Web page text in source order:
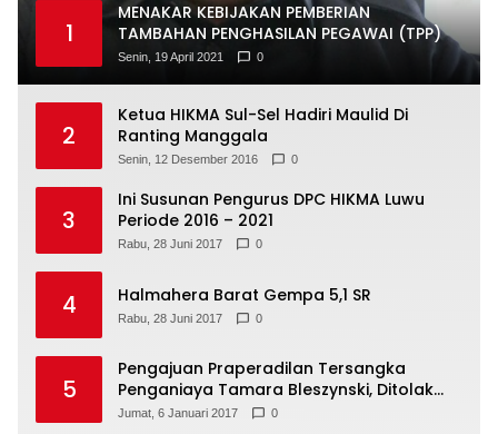
1
MENAKAR KEBIJAKAN PEMBERIAN
TAMBAHAN PENGHASILAN PEGAWAI (TPP)
Senin, 19 April 2021 0
2
Ketua HIKMA Sul-Sel Hadiri Maulid Di
Ranting Manggala
Senin, 12 Desember 2016 0
3
Ini Susunan Pengurus DPC HIKMA Luwu
Periode 2016 – 2021
Rabu, 28 Juni 2017 0
4 Halmahera Barat Gempa 5,1 SR
Rabu, 28 Juni 2017 0
5
Pengajuan Praperadilan Tersangka
Penganiaya Tamara Bleszynski, Ditolak
Hakim
Jumat, 6 Januari 2017 0